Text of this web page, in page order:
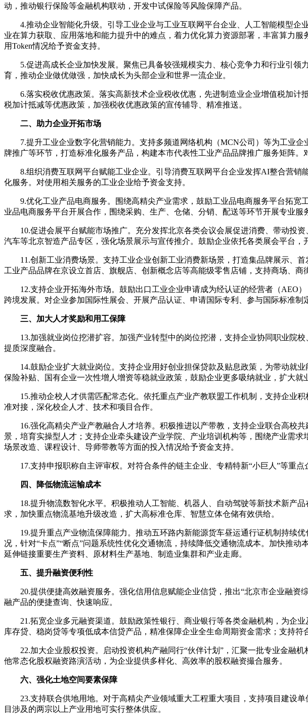
动，推动银行保险等金融机构联动，开发中试保险等风险保障产品。
4.推动企业智能化升级。引导工业企业与工业互联网平台企业、人工智能模型
业在算力获取、应用落地和能力提升中的难点，着力优化算力资源部署，丰富算力
用Token情况给予资金支持。
5.促进高成长企业加快发展。聚焦已具备较强规模实力、核心竞争力和行业引
育，推动企业做优做强，加快成长为头部企业和世界一流企业。
6.落实税收优惠政策。落实高新技术企业税收优惠，先进制造业企业增值税加
税加计抵减等优惠政策，加强税收优惠政策的宣传辅导、精准推送。
二、助力企业开拓市场
7.提升工业企业数字化营销能力。支持多频道网络机构（MCN公司）等为工业
牌推广等环节，打造标准化服务产品，构建本市代表性工业产品品牌推广服务矩阵。
8.组织消费互联网平台赋能工业企业。引导消费互联网平台企业发挥AI整合营
化服务。对使用相关服务的工业企业给予资金支持。
9.优化工业产品电商服务。围绕高精尖产业需求，鼓励工业品电商服务平台拓
业品电商服务平台开展合作，围绕采购、生产、仓储、分销、配送等环节开展专业服
10.促进会展平台赋能市场推广。充分发挥北京各类会议会展促进消费、带动投
汽车等北京智造产品专区，强化场景展示与宣传推介。鼓励企业依托各类展会平台
11.创新工业消费场景。支持工业企业创新工业消费新场景，打造集品牌展示、
工业产品品牌在京设立首店、旗舰店、创新概念店等高能级零售店铺，支持商场、
12.支持企业开拓海外市场。鼓励出口工业企业申请成为经认证的经营者（AEO
跨境发展。对企业参加国际性展会、开展产品认证、申请国际专利、参与国际标准制
三、加大人才奖励和用工保障
13.加强就业岗位挖潜扩容。加强产业转型中的岗位挖潜，支持企业协同职业院
提质深度融合。
14.鼓励企业扩大就业岗位。支持企业用好创业担保贷款及贴息政策，为带动就
保险补贴、国有企业一次性增人增资等稳就业政策，鼓励企业更多吸纳就业，扩大就
15.推动企校人才供需匹配常态化。依托重点产业产教联盟工作机制，支持企业
准对接，深化校企人才、技术和项目合作。
16.强化高精尖产业产教融合人才培养。积极推进以产带教，支持企业联合高校
景，培育实操型人才；支持企业牵头建设产业学院、产业培训机构等，围绕产业需
场景改造、课程设计、导师带教等方面的投入情况给予资金支持。
17.支持申报职称自主评审权。对符合条件的链主企业、专精特新“小巨人”等重点
四、降低物流运输成本
18.提升物流数智化水平。积极推动人工智能、机器人、自动驾驶等新技术新产
求，加快重点物流基地升级改造，扩大高标准仓库、智慧立体仓储有效供给。
19.提升重点产业物流保障能力。推动五环路内新能源货车昼运通行证机制持续
况，针对“卡点”“断点”问题系统性优化交通物流，持续降低交通物流成本。加快推
延伸链接重要生产资料、原材料生产基地、制造业集群和产业走廊。
五、提升融资便利性
20.提供便捷高效融资服务。强化信用信息赋能企业信贷，推出“北京市企业融
融产品的便捷查询、快速响应。
21.拓宽企业多元融资渠道。鼓励政策性银行、商业银行等各类金融机构，为企
库存贷、稳岗贷等专项低成本信贷产品，精准保障企业全生命周期资金需求；支持
22.加大企业股权投资。启动投资机构产融同行“伙伴计划”，汇聚一批专业金融
他常态化股权融资路演活动，为企业提供多样化、高效率的股权融资撮合服务。
六、强化土地空间要素保障
23.支持联合供地用地。对于高精尖产业领域重大工程重大项目，支持项目建设
目涉及的两宗以上产业用地可实行整体供应。